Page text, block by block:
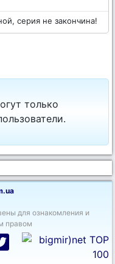
серия не закончина!
только
для ознакомления и
правом